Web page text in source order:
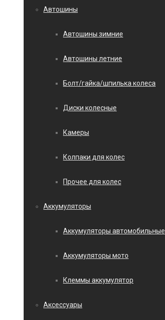
Автошины
Автошины зимние
Автошины летние
Болт/гайка/шпилька колеса
Диски колесные
Камеры
Колпаки для колес
Прочее для колес
Аккумуляторы
Аккумуляторы автомобильные
Аккумуляторы мото
Клеммы аккумулятор
Аксессуары